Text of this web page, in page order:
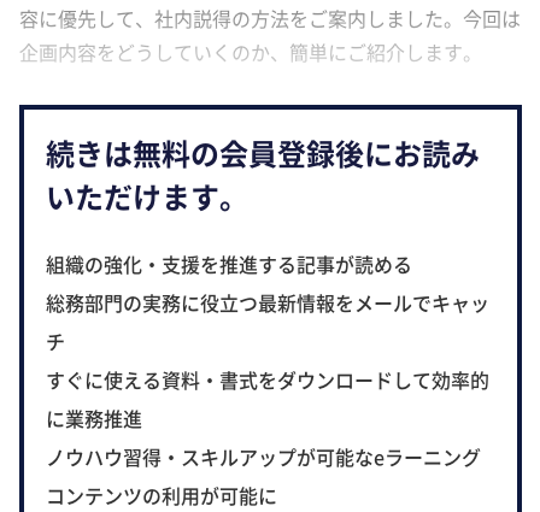
容に優先して、社内説得の方法をご案内しました。今回は
企画内容をどうしていくのか、簡単にご紹介します。
続きは無料の会員登録後にお読み
いただけます。
組織の強化・支援を推進する記事が読める
総務部門の実務に役立つ最新情報をメールでキャッ
チ
すぐに使える資料・書式をダウンロードして効率的
に業務推進
ノウハウ習得・スキルアップが可能なeラーニング
コンテンツの利用が可能に